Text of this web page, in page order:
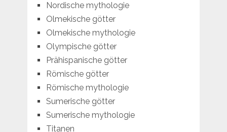
Nordische mythologie
Olmekische götter
Olmekische mythologie
Olympische götter
Prähispanische götter
Römische götter
Römische mythologie
Sumerische götter
Sumerische mythologie
Titanen